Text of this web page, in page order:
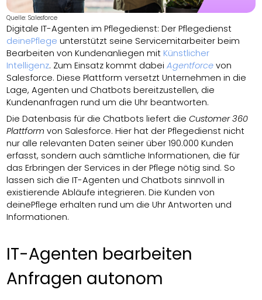
Quelle: Salesforce
Digitale IT-Agenten im Pflegedienst: Der Pflegedienst
deinePflege unterstützt seine Servicemitarbeiter beim
Bearbeiten von Kundenanliegen mit Künstlicher
Intelligenz. Zum Einsatz kommt dabeiAgentforce von
Salesforce. Diese Plattform versetzt Unternehmen in die
Lage, Agenten und Chatbots bereitzustellen, die
Kundenanfragen rund um die Uhr beantworten.
Die Datenbasis für die Chatbots liefert dieCustomer 360
Plattformvon Salesforce. Hier hat der Pflegedienst nicht
nur alle relevanten Daten seiner über 190.000 Kunden
erfasst, sondern auch sämtliche Informationen, die für
das Erbringen der Services in der Pflege nötig sind. So
lassen sich die IT-Agenten und Chatbots sinnvoll in
existierende Abläufe integrieren. Die Kunden von
deinePflege erhalten rund um die Uhr Antworten und
Informationen.
IT-Agenten bearbeiten
Anfragen autonom